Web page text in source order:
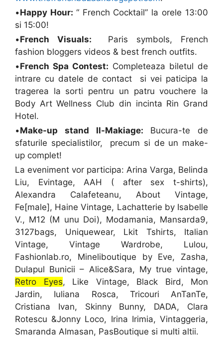
•Happy Hour: “ French Cocktail” la orele 13:00
si 15:00!
•French Visuals:
Paris symbols, French
fashion bloggers videos & best french outfits.
•French Spa Contest: Completeaza biletul de
intrare cu datele de contact
si vei paticipa la
tragerea la sorti pentru un patru vouchere la
Body Art Wellness Club din incinta Rin Grand
Hotel.
•Make-up stand Il-Makiage: Bucura-te de
sfaturile specialistilor,
precum si de un make-
up complet!
La eveniment vor participa: Arina Varga, Belinda
Liu, Evintage, AAH ( after sex t-shirts),
Alexandra Calafeteanu, About Vintage,
Fe[male], Haine Vintage, Lachatterie by Isabelle
V., M12 (M unu Doi), Modamania, Mansarda9,
3127bags, Uniquewear, Lkit Tshirts, Italian
Vintage, Vintage Wardrobe, Lulou,
Fashionlab.ro, Mineliboutique by Eve, Zasha,
Dulapul Bunicii – Alice&Sara, My true vintage,
Retro Eyes, Like Vintage, Black Bird, Mon
Jardin, Iuliana Rosca, Tricouri AnTanTe,
Cristiana Ivan, Skinny Bunny, DADA, Clara
Rotescu &Jonny Loco, Irina Irimia, Vintaggeria,
Smaranda Almasan, PasBoutique si multi altii.